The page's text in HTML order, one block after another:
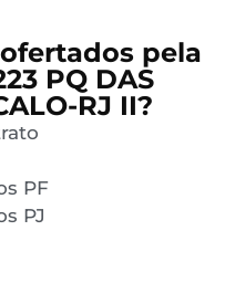
pela
PQ DAS
RJ II?
PF
PJ